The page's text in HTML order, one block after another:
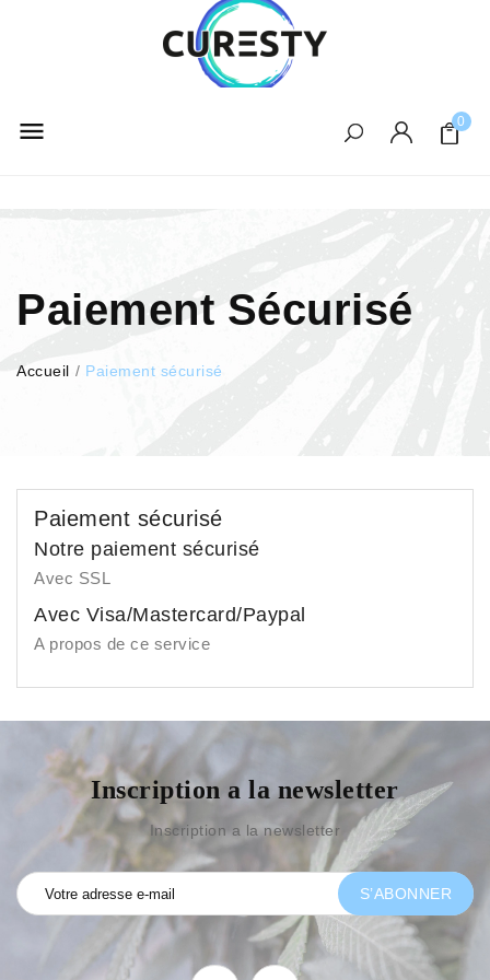
 0
Paiement Sécurisé
Accueil Paiement sécurisé
Paiement sécurisé
Notre paiement sécurisé
Avec SSL
Avec Visa/Mastercard/Paypal
A propos de ce service
Inscription a la newsletter
Inscription a la newsletter
S’ABONNER